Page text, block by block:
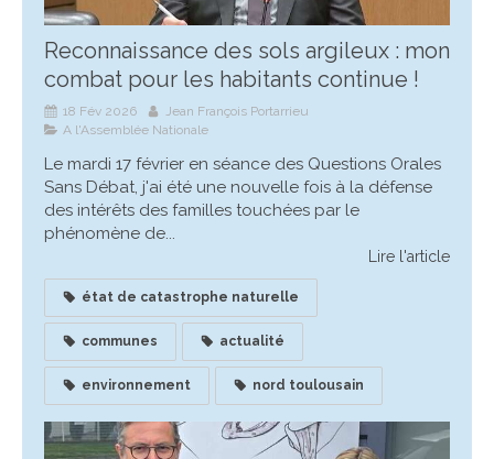
Reconnaissance des sols argileux : mon
combat pour les habitants continue !
18 Fév 2026
Jean François Portarrieu
A l'Assemblée Nationale
Le mardi 17 février en séance des Questions Orales
Sans Débat, j'ai été une nouvelle fois à la défense
des intérêts des familles touchées par le
phénomène de...
Lire l'article
état de catastrophe naturelle
communes actualité
environnement nord toulousain